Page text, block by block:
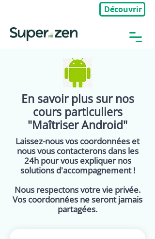
Découvrir
En savoir plus sur nos
cours particuliers
"Maîtriser Android"
Laissez-nous vos coordonnées et
nous vous contacterons dans les
24h pour vous expliquer nos
solutions d'accompagnement !
Nous respectons votre vie privée.
Vos coordonnées ne seront jamais
partagées.